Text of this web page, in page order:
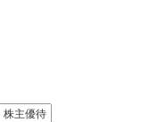
株主優待